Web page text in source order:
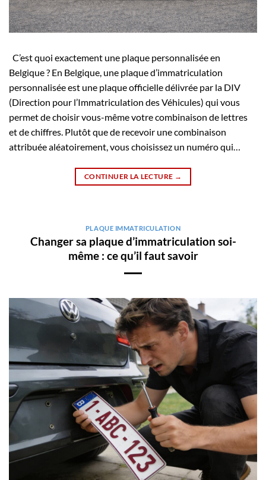
C’est quoi exactement une plaque personnalisée en
Belgique ? En Belgique, une plaque d’immatriculation
personnalisée est une plaque officielle délivrée par la DIV
(Direction pour l’Immatriculation des Véhicules) qui vous
permet de choisir vous-même votre combinaison de lettres
et de chiffres. Plutôt que de recevoir une combinaison
attribuée aléatoirement, vous choisissez un numéro qui…
CONTINUER LA LECTURE →
PLAQUE IMMATRICULATION
Changer sa plaque d’immatriculation soi-
même : ce qu’il faut savoir